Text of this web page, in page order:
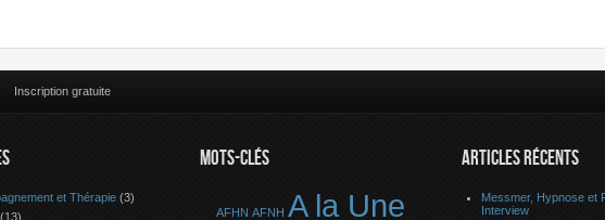
Inscription gratuite
et Thérapie (3)
(13)
MOTS-CLÉS
AFHN AFNH A la Une
ARTICLES RÉCENTS
Messmer, Hypnose et
Interview